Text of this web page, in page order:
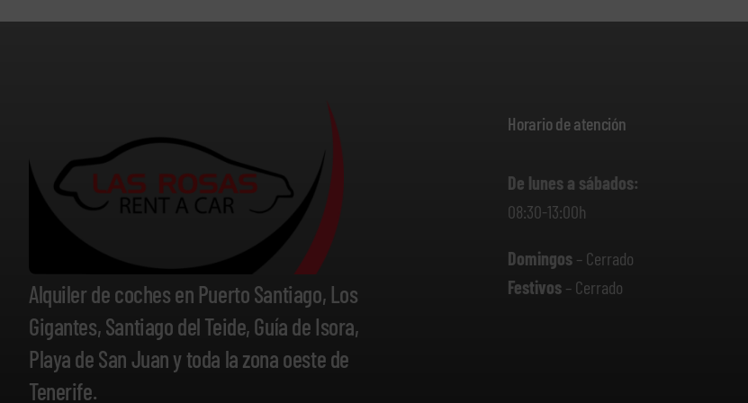
Alquiler de coches en Puerto Santiago, Los
Gigantes, Santiago del Teide, Guía de Isora,
Playa de San Juan y toda la zona oeste de
Tenerife.
Horario de atención
De lunes a sábados:
08:30-13:00h
Domingos – Cerrado
Festivos – Cerrado